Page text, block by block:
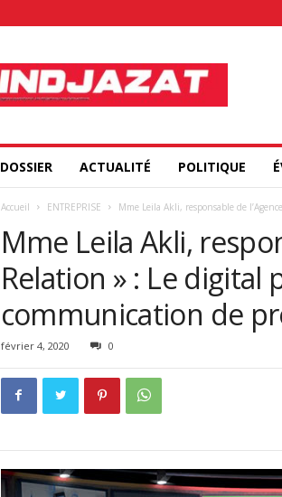
DOSSIER ACTUALITÉ POLITIQUE
Accueil ENTREPRISE Mme Leila Akli, responsable de
Mme Leila Akli,
Relation » : Le digital
communication de
février 4, 2020 0